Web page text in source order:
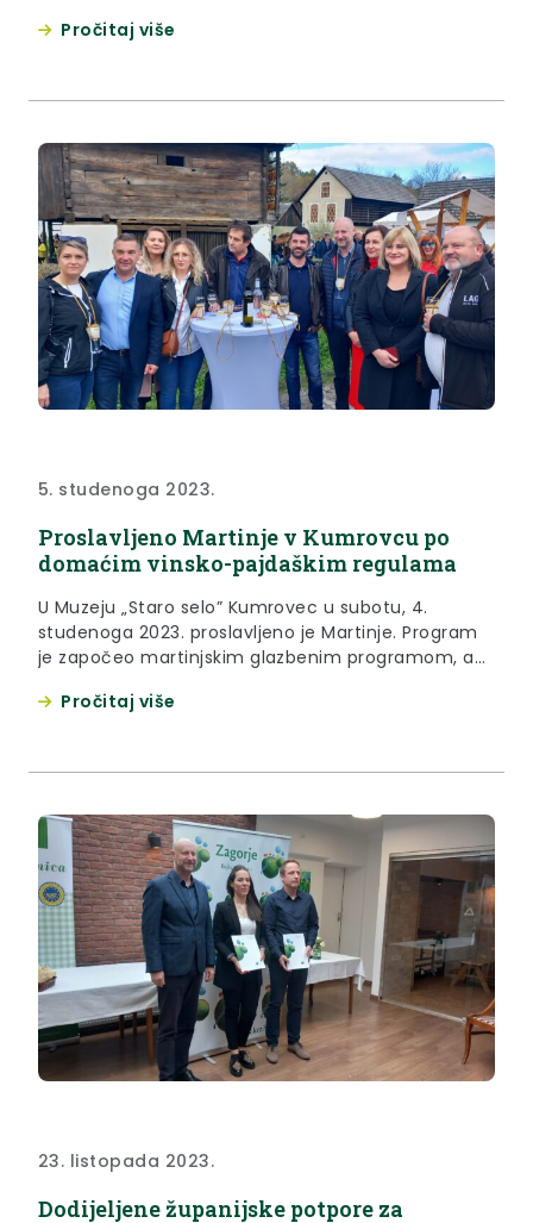
participativnog dječjeg proračuna za 2024. godinu.
Pročitaj više
5. studenoga 2023.
Proslavljeno Martinje v Kumrovcu po
domaćim vinsko-pajdaškim regulama
U Muzeju „Staro selo” Kumrovec u subotu, 4.
studenoga 2023. proslavljeno je Martinje. Program
je započeo martinjskim glazbenim programom, a
domaćim vinsko-pajdaškim regulama u izvedbi
Željko...
Pročitaj više
23. listopada 2023.
Dodijeljene županijske potpore za